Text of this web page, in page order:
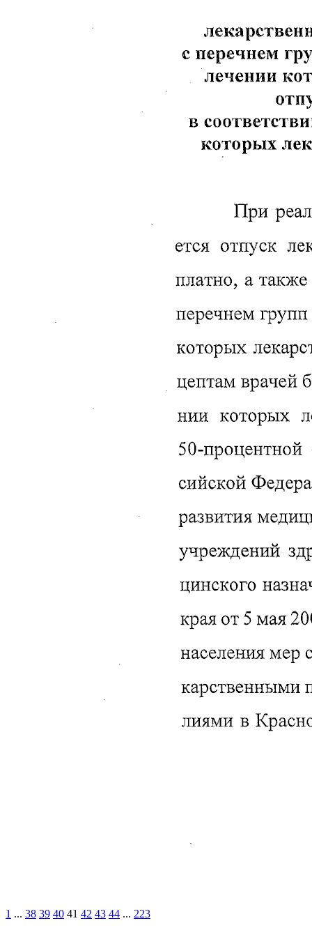
1 ... 38 39 40 41 42 43 44 ... 223